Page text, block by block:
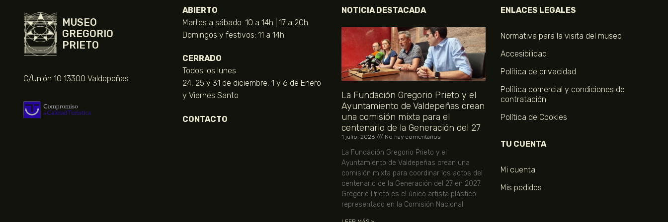
MUSEO
GREGORIO
PRIETO
C/Unión 10 13300 Valdepeñas
ABIERTO
Martes a sábado: 10 a 14h | 17 a 20h
Domingos y festivos: 11 a 14h
CERRADO
Todos los lunes
24, 25 y 31 de diciembre, 1 y 6 de Enero
y Viernes Santo
CONTACTO
NOTICIA DESTACADA
La Fundación Gregorio Prieto y el
Ayuntamiento de Valdepeñas crean
una comisión mixta para el
centenario de la Generación del 27
1 julio, 2026 No hay comentarios
La Fundación Gregorio Prieto y el
Ayuntamiento de Valdepeñas crean una
comisión mixta para coordinar los actos del
centenario de la Generación del 27 en 2027.
Gregorio Prieto es el único artista plástico
representado en la Comisión Nacional.
ENLACES LEGALES
Normativa para la visita del museo
Accesibilidad
Política de privacidad
Política comercial y condiciones de
contratación
Política de Cookies
TU CUENTA
Mi cuenta
Mis pedidos